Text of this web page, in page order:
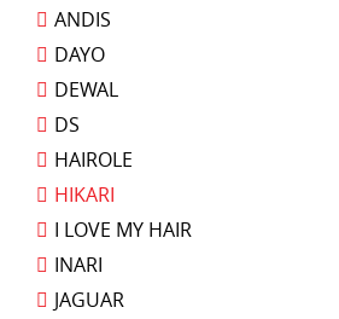
ANDIS
DAYO
DEWAL
DS
HAIROLE
HIKARI
I LOVE MY HAIR
INARI
JAGUAR